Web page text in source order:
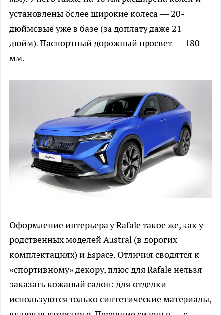
установлены более широкие колеса — 20-
дюймовые уже в базе (за доплату даже 21
дюйм). Паспортный дорожный просвет — 180
мм.
Оформление интерьера у Rafale такое же, как у
родственных моделей Austral (в дорогих
комплектациях) и Espace. Отличия сводятся к
«спортивному» декору, плюс для Rafale нельзя
заказать кожаный салон: для отделки
используются только синтетические материалы,